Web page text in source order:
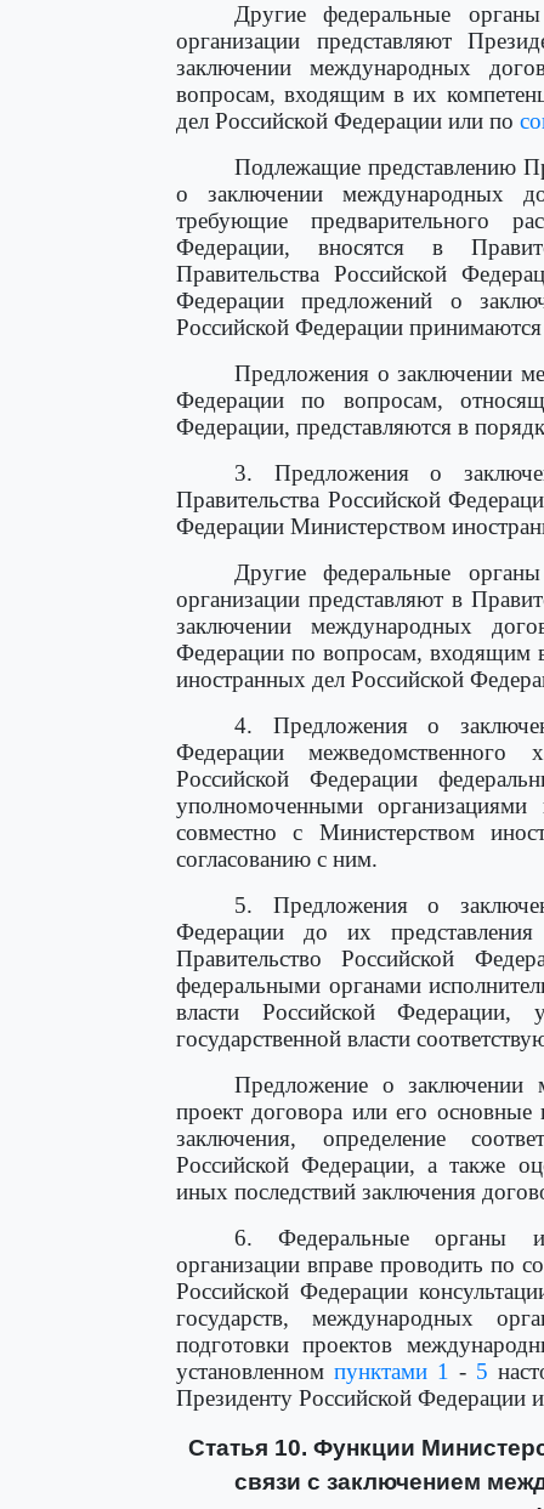
Другие федеральные
организации представляют
заключении международных
вопросам, входящим в их
дел Российской Федерации или по
Подлежащие представлению
о заключении международных
требующие предварительного
Федерации, вносятся в
Правительства Российской
Федерации предложений о
Российской Федерации
Предложения о заключении
Федерации по вопросам,
Федерации, представляются в
3. Предложения о
Правительства Российской
Федерации Министерством
Другие федеральные
организации представляют в
заключении международных
Федерации по вопросам, входящим
иностранных дел Российской
4. Предложения о
Федерации межведомственного
Российской Федерации
уполномоченными
совместно с Министерством
согласованию с ним.
5. Предложения о
Федерации до их
Правительство Российской
федеральными органами
власти Российской Федерации,
государственной власти
Предложение о заключении
проект договора или его основные
заключения, определение
Российской Федерации, а также
иных последствий заключения
6. Федеральные органы
организации вправе проводить по
Российской Федерации
государств, международных
подготовки проектов
установленном пунктами 1 - 5
Президенту Российской Федерации
Статья 10. Функции
связи с заключением